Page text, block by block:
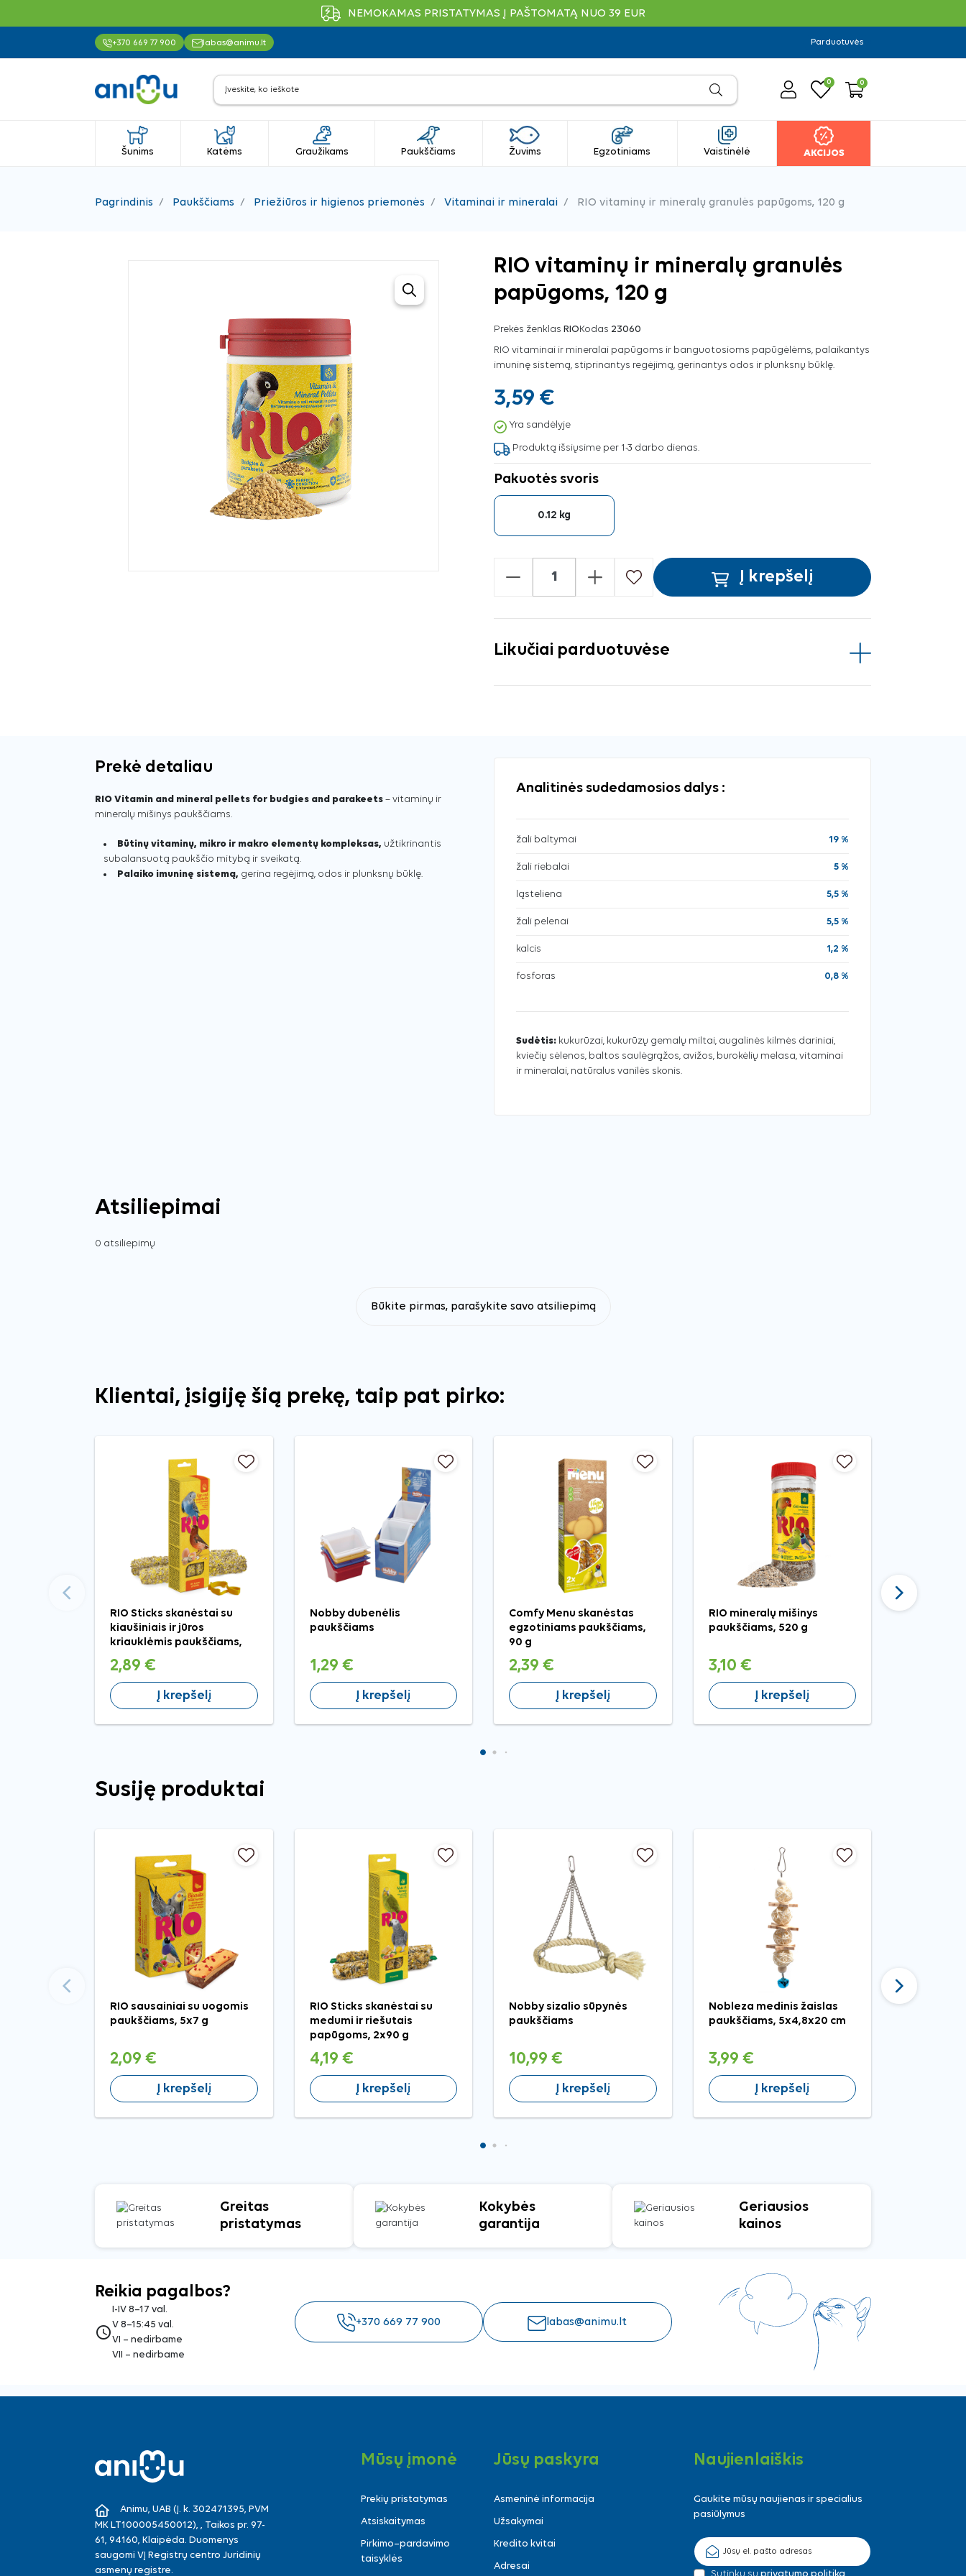
NEMOKAMAS PRISTATYMAS Į PAŠTOMATĄ NUO 39 EUR
+370 669 77 900 labas@animu.lt Parduotuvės
0 0
Šunims Katėms Graužikams Paukščiams Žuvims Egzotiniams Vaistinėlė AKCIJOS
Pagrindinis Paukščiams Priežiūros ir higienos priemonės Vitaminai ir mineralai RIO vitaminų ir mineralų granulės papūgoms, 120 g
RIO vitaminų ir mineralų granulės
papūgoms, 120 g
Prekės ženklas RIOKodas 23060
RIO vitaminai ir mineralai papūgoms ir banguotosioms papūgėlėms, palaikantys
imuninę sistemą, stiprinantys regėjimą, gerinantys odos ir plunksnų būklę.
3,59 €
Yra sandėlyje
Produktą išsiųsime per 1-3 darbo dienas.
Pakuotės svoris
0.12 kg
- + Į krepšelį
Likučiai parduotuvėse
Prekė detaliau
RIO Vitamin and mineral pellets for budgies and parakeets – vitaminų ir
mineralų mišinys paukščiams.
Būtinų vitaminų, mikro ir makro elementų kompleksas, užtikrinantis
subalansuotą paukščio mitybą ir sveikatą.
Palaiko imuninę sistemą, gerina regėjimą, odos ir plunksnų būklę.
Analitinės sudedamosios dalys :
žali baltymai 19 %
žali riebalai 5 %
ląsteliena 5,5 %
žali pelenai 5,5 %
kalcis 1,2 %
fosforas 0,8 %
Sudėtis: kukurūzai, kukurūzų gemalų miltai, augalinės kilmės dariniai,
kviečių sėlenos, baltos saulėgrąžos, avižos, burokėlių melasa, vitaminai
ir mineralai, natūralus vanilės skonis.
Atsiliepimai
0 atsiliepimų
Būkite pirmas, parašykite savo atsiliepimą
Klientai, įsigiję šią prekę, taip pat pirko:
RIO Sticks skanėstai su
kiaušiniais ir jūros
kriauklėmis paukščiams,
2x40 g
2,89 €
Į krepšelį
Nobby dubenėlis
paukščiams
1,29 €
Į krepšelį
Comfy Menu skanėstas
egzotiniams paukščiams,
90 g
2,39 €
Į krepšelį
RIO mineralų mišinys
paukščiams, 520 g
3,10 €
Į krepšelį
Ankstesnis Tęsti
Susiję produktai
RIO sausainiai su uogomis
paukščiams, 5x7 g
2,09 €
Į krepšelį
RIO Sticks skanėstai su
medumi ir riešutais
papūgoms, 2x90 g
4,19 €
Į krepšelį
Nobby sizalio sūpynės
paukščiams
10,99 €
Į krepšelį
Nobleza medinis žaislas
paukščiams, 5x4,8x20 cm
3,99 €
Į krepšelį
Greitas
pristatymas
Kokybės
garantija
Geriausios
kainos
Reikia pagalbos?
access_time
I-IV 8–17 val.
V 8–15:45 val.
VI – nedirbame
VII – nedirbame
+370 669 77 900 labas@animu.lt
Animu, UAB (Į. k. 302471395, PVM
MK LT100005450012), , Taikos pr. 97-
61, 94160, Klaipėda. Duomenys
saugomi VĮ Registrų centro Juridinių
asmenų registre.
Mūsų įmonė
Prekių pristatymas
Atsiskaitymas
Pirkimo–pardavimo
taisyklės
Jūsų paskyra
Asmeninė informacija
Užsakymai
Kredito kvitai
Adresai
Naujienlaiškis
Gaukite mūsų naujienas ir specialius
pasiūlymus